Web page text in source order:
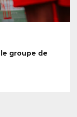
groupe de